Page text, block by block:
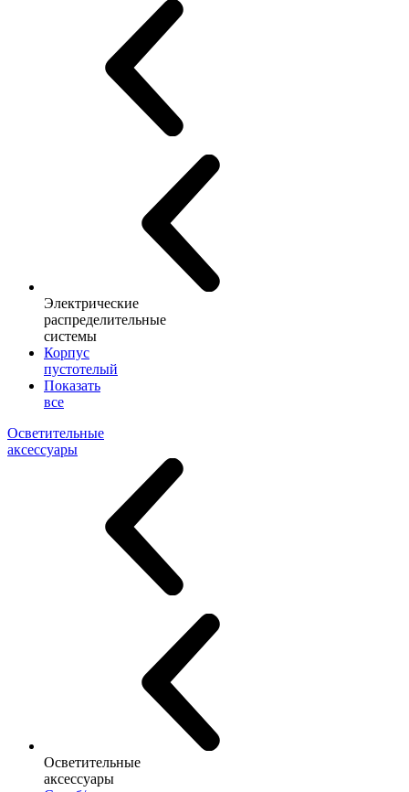
Электрические
распределительные
системы
Корпус
пустотелый
Показать
все
Осветительные
аксессуары
Осветительные
аксессуары